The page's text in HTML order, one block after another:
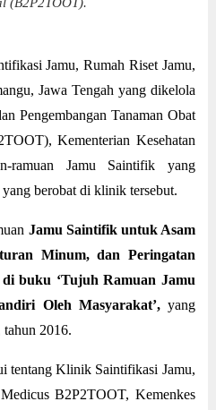
(B2P2TOOT).
Jamu, Rumah Riset Jamu,
Jawa Tengah yang dikelola
Pengembangan Tanaman Obat
Kementerian Kesehatan
ramuan Jamu Saintifik yang
berobat di klinik tersebut.
Jamu Saintifik untuk Asam
Minum, dan Peringatan
buku ‘Tujuh Ramuan Jamu
Oleh Masyarakat’,yang
2016.
tentang Klinik Saintifikasi Jamu,
B2P2TOOT, Kemenkes